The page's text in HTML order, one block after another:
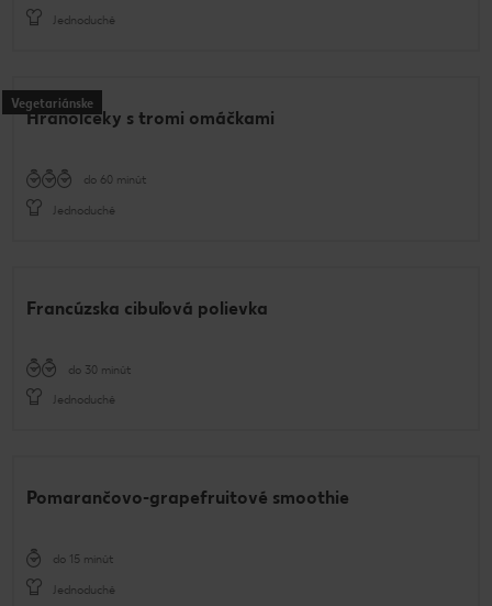
Jednoduché
Vegetariánske
Hranolčeky s tromi omáčkami
do 60 minút
Jednoduché
Francúzska cibuľová polievka
do 30 minút
Jednoduché
Pomarančovo-grapefruitové smoothie
do 15 minút
Jednoduché